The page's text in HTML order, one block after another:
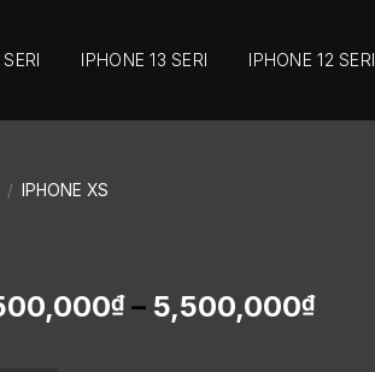
IPHONE 13 SERI IPHONE 12 SERI
/ IPHONE XS
₫– 5,500,000₫